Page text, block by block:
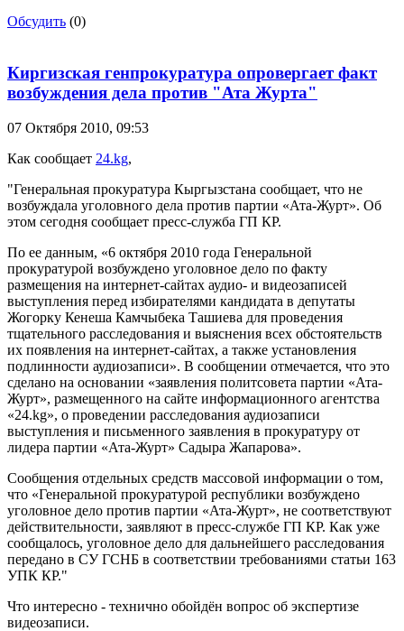
Обсудить (0)
Киргизская генпрокуратура опровергает факт
возбуждения дела против "Ата Журта"
07 Октября 2010, 09:53
Как сообщает 24.kg,
"Генеральная прокуратура Кыргызстана сообщает, что не
возбуждала уголовного дела против партии «Ата-Журт». Об
этом сегодня сообщает пресс-служба ГП КР.
По ее данным, «6 октября 2010 года Генеральной
прокуратурой возбуждено уголовное дело по факту
размещения на интернет-сайтах аудио- и видеозаписей
выступления перед избирателями кандидата в депутаты
Жогорку Кенеша Камчыбека Ташиева для проведения
тщательного расследования и выяснения всех обстоятельств
их появления на интернет-сайтах, а также установления
подлинности аудиозаписи». В сообщении отмечается, что это
сделано на основании «заявления политсовета партии «Ата-
Журт», размещенного на сайте информационного агентства
«24.kg», о проведении расследования аудиозаписи
выступления и письменного заявления в прокуратуру от
лидера партии «Ата-Журт» Садыра Жапарова».
Сообщения отдельных средств массовой информации о том,
что «Генеральной прокуратурой республики возбуждено
уголовное дело против партии «Ата-Журт», не соответствуют
действительности, заявляют в пресс-службе ГП КР. Как уже
сообщалось, уголовное дело для дальнейшего расследования
передано в СУ ГСНБ в соответствии требованиями статьи 163
УПК КР."
Что интересно - технично обойдён вопрос об экспертизе
видеозаписи.